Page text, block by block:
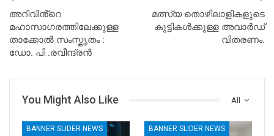
അറിവിൻ്റെ
മഹാസാഗരത്തിലേക്കുള്ള
താക്കോൽ സംസ്കൃതം :
ഡോ. പി .രവീന്ദ്രൻ
മത്സ്യ തൊഴിലാളികളുടെ
കുട്ടികൾക്കുള്ള അവാർഡ്
വിതരണം.
All
You Might Also Like
BANNER SLIDER NEWS BANNER SLIDER NEWS